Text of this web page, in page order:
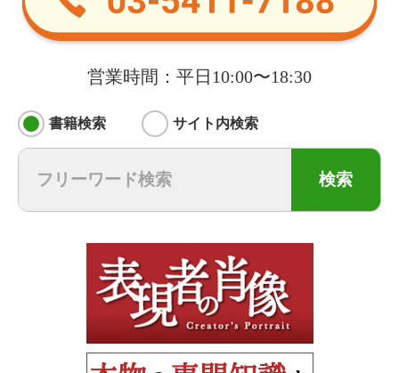
営業時間：平日10:00〜18:30
書籍検索 サイト内検索
検索